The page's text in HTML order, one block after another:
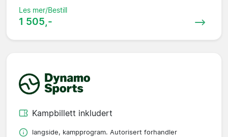
Les mer/Bestill
1 505,-
Kampbillett inkludert
langside, kampprogram. Autorisert forhandler